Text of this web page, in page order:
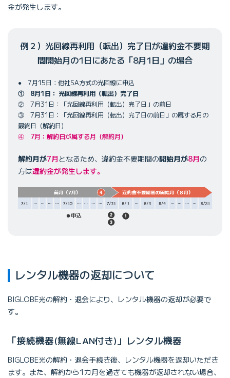
金が発生します。
例２）光回線再利用（転出）完了日が違約金不要期
間開始月の1日にあたる「8月1日」の場合
● 7月15日：他社SA方式の光回線に申込
① 8月1日： 光回線再利用（転出）完了日
② 7月31日：「光回線再利用（転出）完了日」の前日
③ 7月31日：「光回線再利用（転出）完了日の前日」の属する月の
最終日（解約日）
④ 7月：解約日が属する月（解約月）
解約月が7月 となるため、違約金不要期間の開始月が8月の
方は違約金が発生します。
レンタル機器の返却について
BIGLOBE光の解約・退会により、レンタル機器の返却が必要で
す。
「接続機器(無線LAN付き)」レンタル機器
BIGLOBE光の解約・退会手続き後、レンタル機器を返却いただき
ます。また、解約から1カ月を過ぎても機器が返却されない場合、